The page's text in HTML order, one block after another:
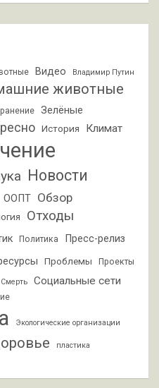
Видео Владимир Путин
животные
Зелёные
История Климат
Новости
ООПТ Обзор
Отходы
Политика Пресс-релиз
Проблемы Проекты
Смерть Социальные сети
Экологические организации
пластика